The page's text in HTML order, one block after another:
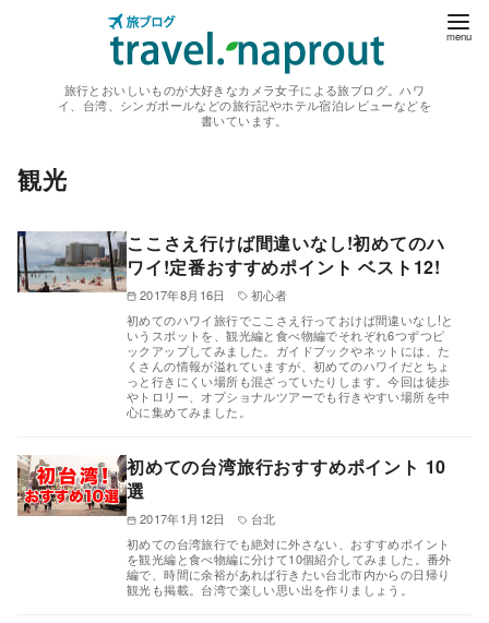
旅行とおいしいものが大好きなカメラ女子による旅ブログ。ハワ
イ、台湾、シンガポールなどの旅行記やホテル宿泊レビューなどを
書いています。
観光
ここさえ行けば間違いなし!初めてのハ
ワイ!定番おすすめポイント ベスト12!
2017年8月16日
初心者
初めてのハワイ旅行でここさえ行っておけば間違いなし!と
いうスポットを、観光編と食べ物編でそれぞれ6つずつピ
ックアップしてみました。ガイドブックやネットには、た
くさんの情報が溢れていますが、初めてのハワイだとちょ
っと行きにくい場所も混ざっていたりします。今回は徒歩
やトロリー、オプショナルツアーでも行きやすい場所を中
心に集めてみました。
初めての台湾旅行おすすめポイント 10
選
2017年1月12日
台北
初めての台湾旅行でも絶対に外さない、おすすめポイント
を観光編と食べ物編に分けて10個紹介してみました。番外
編で、時間に余裕があれば行きたい台北市内からの日帰り
観光も掲載。台湾で楽しい思い出を作りましょう。